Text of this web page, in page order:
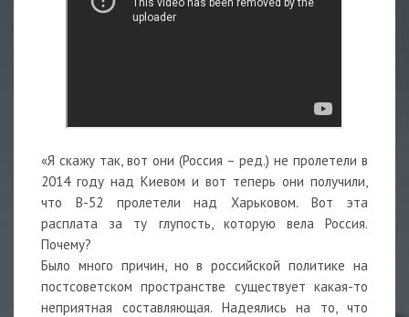
«Я скажу так, вот они (Россия – ред.) не пролетели в
2014 году над Киевом и вот теперь они получили,
что B-52 пролетели над Харьковом. Вот эта
расплата за ту глупость, которую вела Россия.
Почему?
Было много причин, но в российской политике на
постсоветском пространстве существует какая-то
неприятная составляющая. Надеялись на то, что